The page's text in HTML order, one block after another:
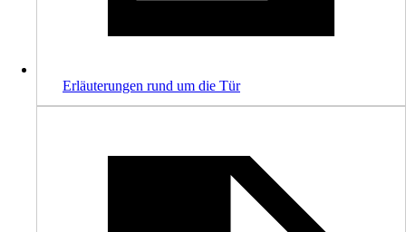
Erläuterungen rund um die Tür